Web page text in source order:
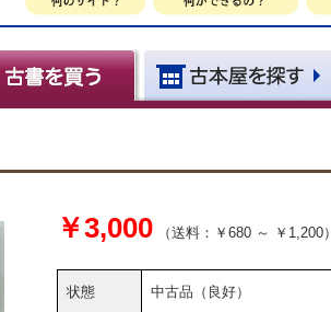
￥3,000 （送料：￥680 ～ ￥1,200）
状態 中古品（良好）